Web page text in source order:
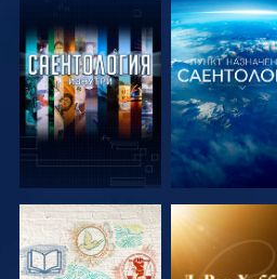
СМОТРЕТЬ
СМОТРЕТЬ